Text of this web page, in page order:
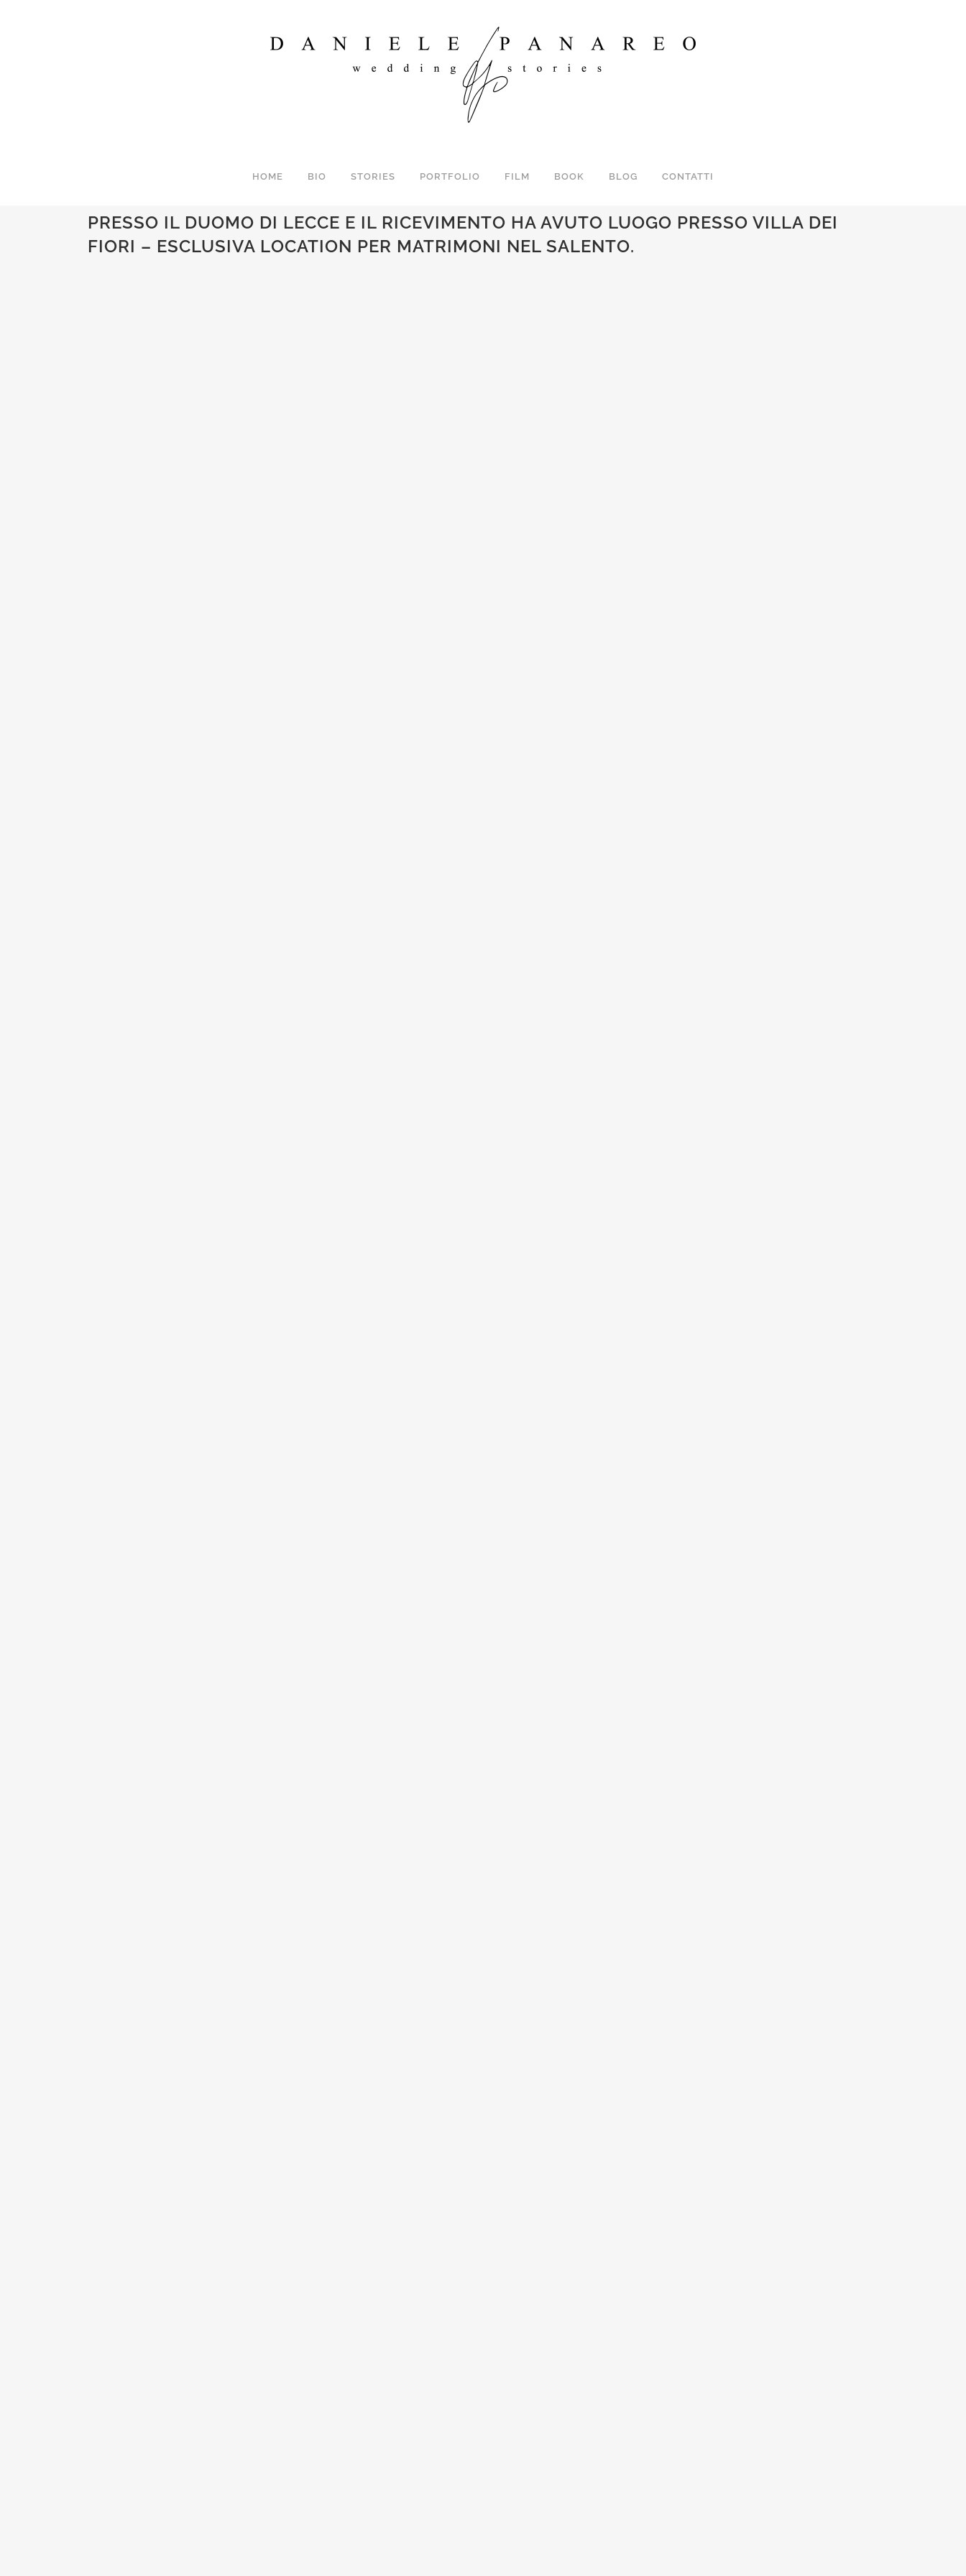
HOME BIO STORIES PORTFOLIO FILM BOOK BLOG CONTATTI
PRESSO IL DUOMO DI LECCE E IL RICEVIMENTO HA AVUTO LUOGO PRESSO VILLA DEI
FIORI – ESCLUSIVA LOCATION PER MATRIMONI NEL SALENTO.